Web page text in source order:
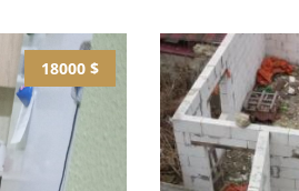
18000 $